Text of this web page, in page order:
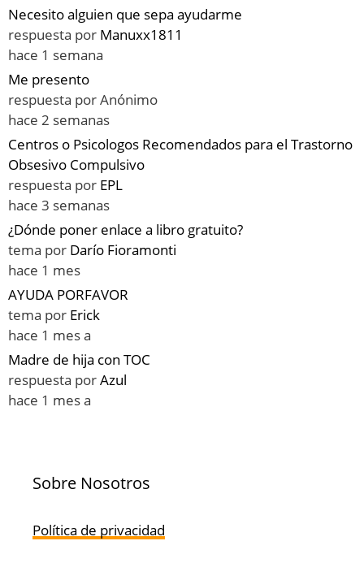
Necesito alguien que sepa ayudarme
respuesta por Manuxx1811
hace 1 semana
Me presento
respuesta porAnónimo
hace 2 semanas
Centros o Psicologos Recomendados para el Trastorno
Obsesivo Compulsivo
respuesta por EPL
hace 3 semanas
¿Dónde poner enlace a libro gratuito?
tema por Darío Fioramonti
hace 1 mes
AYUDA PORFAVOR
tema por Erick
hace 1 mes a
Madre de hija con TOC
respuesta porAzul
hace 1 mes a
Sobre Nosotros
Política de privacidad